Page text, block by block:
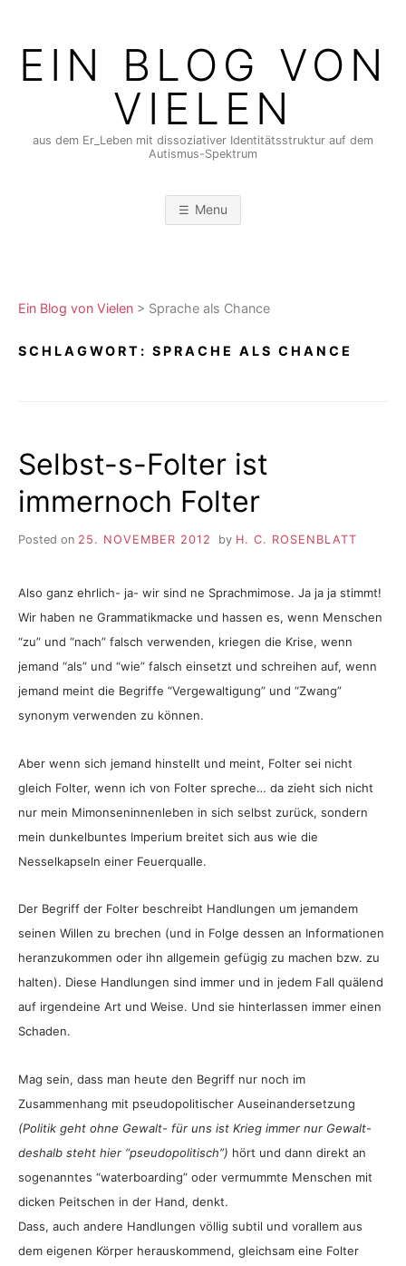
contentEIN BLOG VON
VIELEN
aus dem Er_Leben mit dissoziativer Identitätsstruktur auf dem
Autismus-Spektrum
Menu
Ein Blog von Vielen > Sprache als Chance
SCHLAGWORT: SPRACHE ALS CHANCE
Selbst-s-Folter ist
immernoch Folter
Posted on 25. NOVEMBER 2012 by H. C. ROSENBLATT
Also ganz ehrlich- ja- wir sind ne Sprachmimose. Ja ja ja stimmt!
Wir haben ne Grammatikmacke und hassen es, wenn Menschen
“zu” und “nach” falsch verwenden, kriegen die Krise, wenn
jemand “als” und “wie” falsch einsetzt und schreihen auf, wenn
jemand meint die Begriffe “Vergewaltigung” und “Zwang”
synonym verwenden zu können.
Aber wenn sich jemand hinstellt und meint, Folter sei nicht
gleich Folter, wenn ich von Folter spreche… da zieht sich nicht
nur mein Mimonseninnenleben in sich selbst zurück, sondern
mein dunkelbuntes Imperium breitet sich aus wie die
Nesselkapseln einer Feuerqualle.
Der Begriff der Folter beschreibt Handlungen um jemandem
seinen Willen zu brechen (und in Folge dessen an Informationen
heranzukommen oder ihn allgemein gefügig zu machen bzw. zu
halten). Diese Handlungen sind immer und in jedem Fall quälend
auf irgendeine Art und Weise. Und sie hinterlassen immer einen
Schaden.
Mag sein, dass man heute den Begriff nur noch im
Zusammenhang mit pseudopolitischer Auseinandersetzung
(Politik geht ohne Gewalt- für uns ist Krieg immer nur Gewalt-
deshalb steht hier “pseudopolitisch”) hört und dann direkt an
sogenanntes “waterboarding” oder vermummte Menschen mit
dicken Peitschen in der Hand, denkt.
Dass, auch andere Handlungen völlig subtil und vorallem aus
dem eigenen Körper herauskommend, gleichsam eine Folter